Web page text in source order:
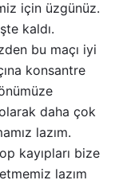
için üzgünüz.
kaldı.
bu maçı iyi
konsantre
daha çok
lazım.
kayıpları bize
lazım